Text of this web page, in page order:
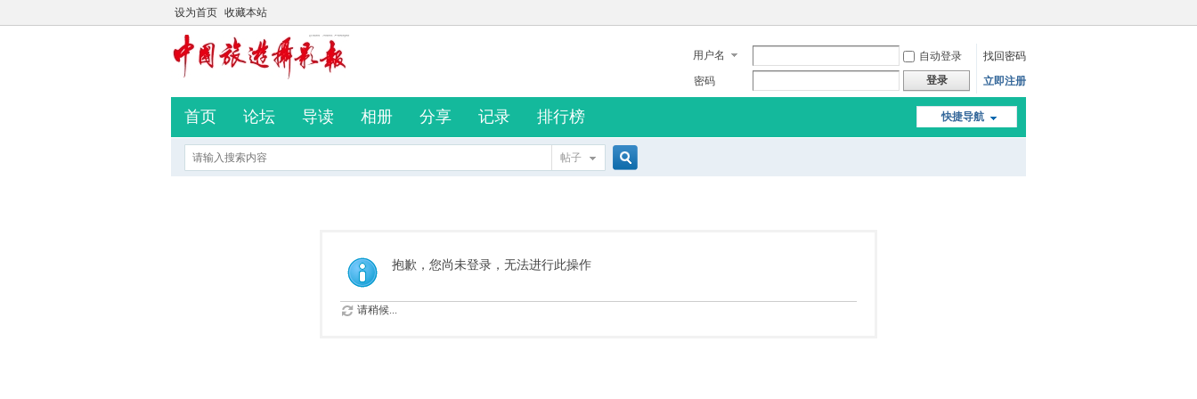
设为首页 收藏本站
用户名 自动登录
找回密码
密码
登录 立即注册
快捷导航
首页 论坛 导读 相册 分享 记录 排行榜
帖子
抱歉，您尚未登录，无法进行此操作
请稍候...